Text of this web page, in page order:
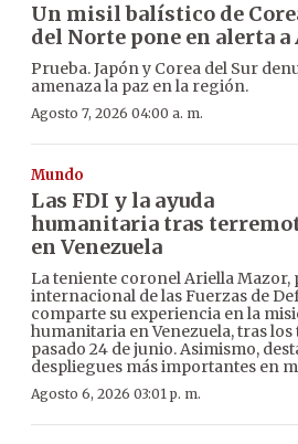
Un misil balístico de
del Norte pone en alerta a
Prueba. Japón y Corea del Sur
amenaza la paz en la región.
Agosto 7, 2026 04:00 a. m.
Mundo
Las FDI y la ayuda
humanitaria tras
en Venezuela
La teniente coronel Ariella Mazor,
internacional de las Fuerzas de
comparte su experiencia en la
humanitaria en Venezuela, tras
pasado 24 de junio. Asimismo,
despliegues más importantes en
Agosto 6, 2026 03:01 p. m.